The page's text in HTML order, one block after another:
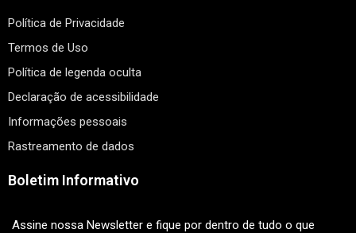
Política de Privacidade
Termos de Uso
Política de legenda oculta
Declaração de acessibilidade
Informações pessoais
Rastreamento de dados
Boletim Informativo
Assine nossa Newsletter e fique por dentro de tudo o que